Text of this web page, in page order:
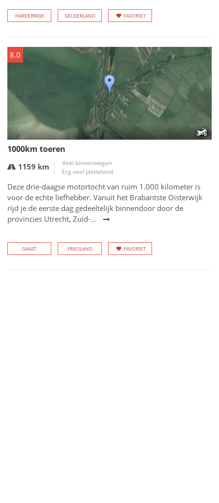
HARDERWIJK GELDERLAND FAVORIET
8.0
1000km toeren
1159 km
Veel binnenwegen
Erg veel platteland
Deze drie-daagse motortocht van ruim 1.000 kilometer is
voor de echte liefhebber. Vanuit het Brabantste Oisterwijk
rijd je de eerste dag gedeeltelijk binnendoor door de
provincies Utrecht, Zuid-...
GAAST FRIESLAND FAVORIET